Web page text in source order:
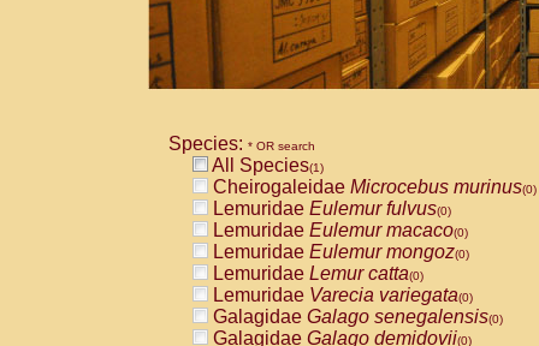
Species: * OR search
All Species(1)
Cheirogaleidae Microcebus murinus(0)
Lemuridae Eulemur fulvus(0)
Lemuridae Eulemur macaco(0)
Lemuridae Eulemur mongoz(0)
Lemuridae Lemur catta(0)
Lemuridae Varecia variegata(0)
Galagidae Galago senegalensis(0)
Galagidae Galago demidovii(0)